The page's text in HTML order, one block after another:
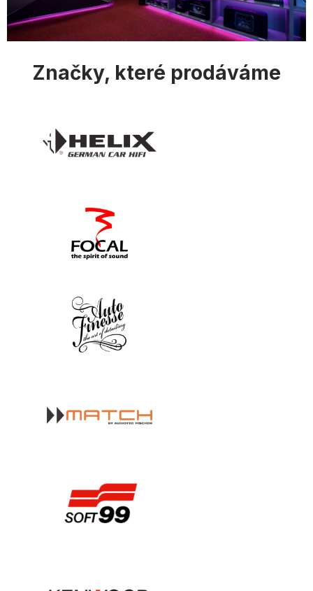
Značky, které prodáváme